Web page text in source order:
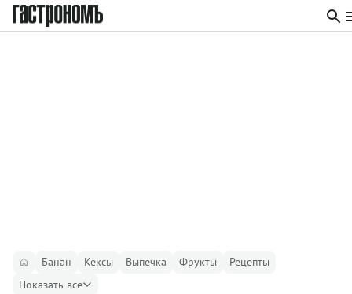
Банан Кексы Выпечка Фрукты
Рецепты
Показать все